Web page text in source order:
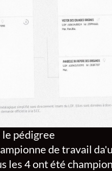
pédigree
de travail
les 4 ont été